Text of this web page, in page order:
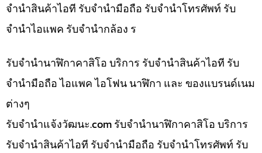
จำนำสินค้าไอที รับจำนำมือถือ รับจำนำโทรศัพท์ รับ
จำนำไอแพค รับจำนำกล้อง ร
รับจำนำนาฬิกาคาสิโอ บริการ รับจำนำสินค้าไอที รับ
จำนำมือถือ ไอแพค ไอโฟน นาฬิกา และ ของแบรนด์เนม
ต่างๆ
รับจํานําแจ้งวัฒนะ.com รับจำนำนาฬิกาคาสิโอ บริการ
รับจำนำสินค้าไอที รับจำนำมือถือ รับจำนำโทรศัพท์ รับ